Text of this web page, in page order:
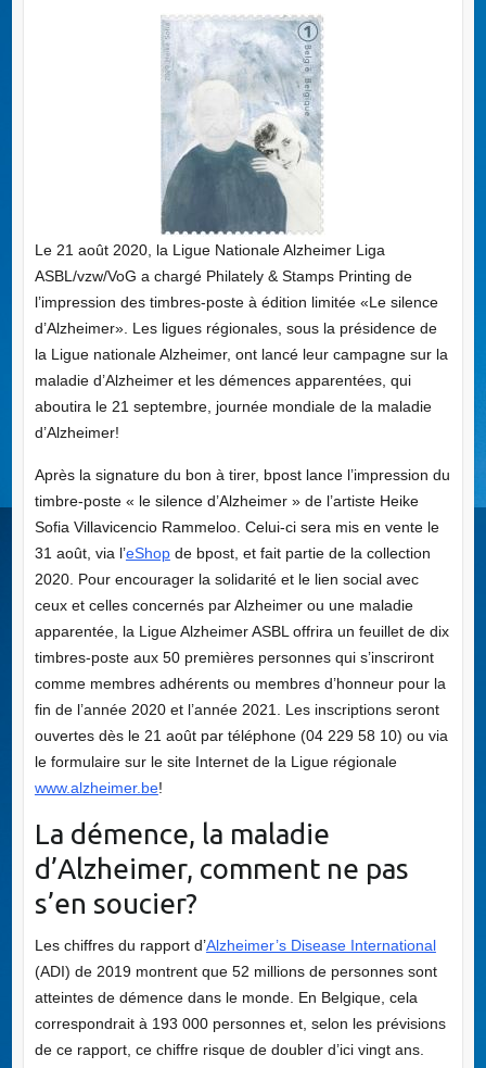
Le 21 août 2020, la Ligue Nationale Alzheimer Liga
ASBL/vzw/VoG a chargé Philately & Stamps Printing de
l’impression des timbres-poste à édition limitée «Le silence
d’Alzheimer». Les ligues régionales, sous la présidence de
la Ligue nationale Alzheimer, ont lancé leur campagne sur la
maladie d’Alzheimer et les démences apparentées, qui
aboutira le 21 septembre, journée mondiale de la maladie
d’Alzheimer!
Après la signature du bon à tirer, bpost lance l’impression du
timbre-poste « le silence d’Alzheimer » de l’artiste Heike
Sofia Villavicencio Rammeloo. Celui-ci sera mis en vente le
31 août, via l’eShopde bpost, et fait partie de la collection
2020. Pour encourager la solidarité et le lien social avec
ceux et celles concernés par Alzheimer ou une maladie
apparentée, la Ligue Alzheimer ASBL offrira un feuillet de dix
timbres-poste aux 50 premières personnes qui s’inscriront
comme membres adhérents ou membres d’honneur pour la
fin de l’année 2020 et l’année 2021. Les inscriptions seront
ouvertes dès le 21 août par téléphone (04 229 58 10) ou via
le formulaire sur le site Internet de la Ligue régionale
www.alzheimer.be!
La démence, la maladie
d’Alzheimer, comment ne pas
s’en soucier?
Les chiffres du rapport d’Alzheimer’s Disease International
(ADI) de 2019 montrent que 52 millions de personnes sont
atteintes de démence dans le monde. En Belgique, cela
correspondrait à 193 000 personnes et, selon les prévisions
de ce rapport, ce chiffre risque de doubler d’ici vingt ans.